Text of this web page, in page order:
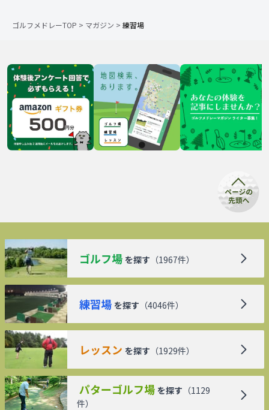
ゴルフメドレーTOP > マガジン > 練習場
ゴルフ場 を探す （1967件）
練習場 を探す （4046件）
レッスン を探す （1929件）
パターゴルフ場 を探す （1129
件）